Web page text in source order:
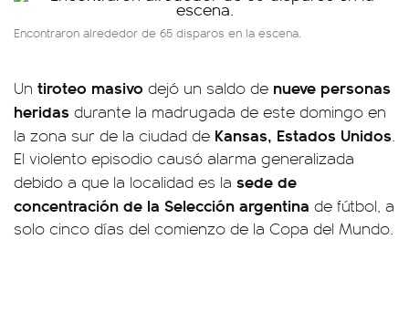
Encontraron alrededor de 65 disparos en la escena.
Un tiroteo masivo dejó un saldo de nueve personas
heridas durante la madrugada de este domingo en
la zona sur de la ciudad de Kansas, Estados Unidos.
El violento episodio causó alarma generalizada
debido a que la localidad es la sede de
concentración de la Selección argentina de fútbol, a
solo cinco días del comienzo de la Copa del Mundo.